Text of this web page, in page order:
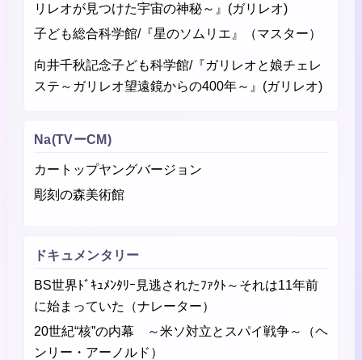
リレオが見つけた宇宙の神秘～』(ガリレオ)
子ども総合科学館/『星のソムリエ』（マスター）
向井千秋記念子ども科学館/『ガリレオと娘チェレ
ステ～ガリレオ望遠鏡からの400年～』(ガリレオ)
Na(TVーCM)
カートップヤングバージョン
彫刻の森美術館
ドキュメンタリー
BS世界ﾄﾞｷｭﾒﾝﾀﾘｰ見逃されたﾌｧｸﾄ～それは11年前
に始まっていた（ナレーター）
20世紀“核”の内幕 ～米ソ対立とスパイ戦争～（ヘ
ンリー・アーノルド）